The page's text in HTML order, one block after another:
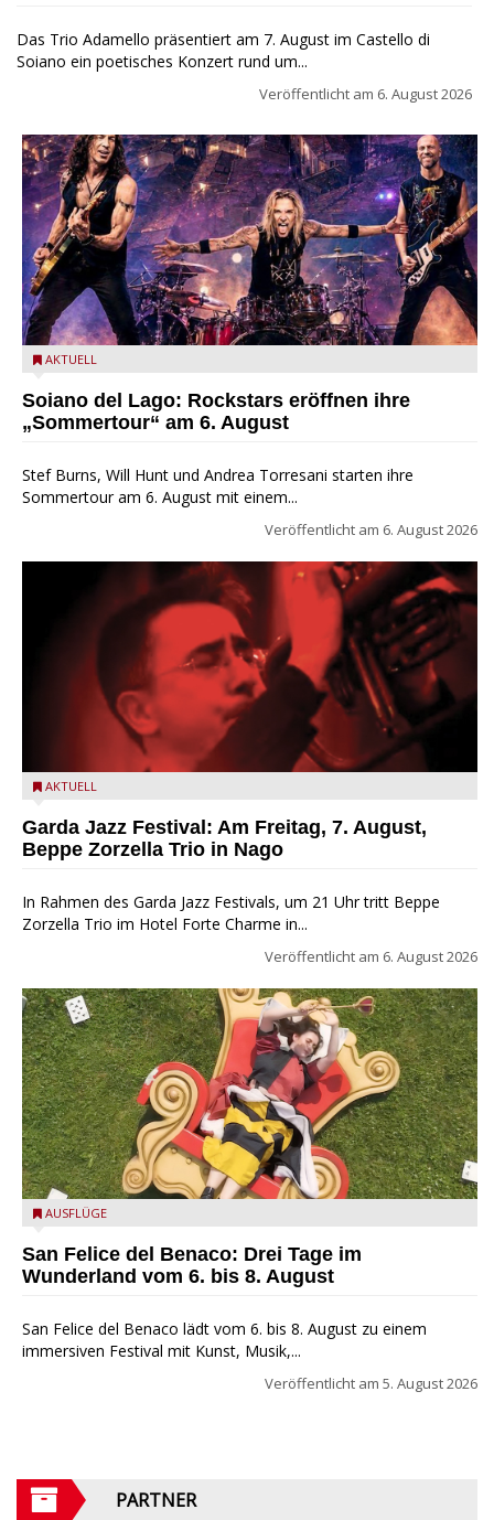
Das Trio Adamello präsentiert am 7. August im Castello di
Soiano ein poetisches Konzert rund um...
Veröffentlicht am 6. August 2026
Stef Burns, Will Hunt und Andrea Torresani im Summer Rock
AKTUELL
Soiano del Lago: Rockstars eröffnen ihre
„Sommertour“ am 6. August
Stef Burns, Will Hunt und Andrea Torresani starten ihre
Sommertour am 6. August mit einem...
Veröffentlicht am 6. August 2026
Beppe Zorzella Trio zu Gast beim Garda Jazz Festival
AKTUELL
Garda Jazz Festival: Am Freitag, 7. August,
Beppe Zorzella Trio in Nago
In Rahmen des Garda Jazz Festivals, um 21 Uhr tritt Beppe
Zorzella Trio im Hotel Forte Charme in...
Veröffentlicht am 6. August 2026
San Felice del Benaco: Drei Tage im Wunderland
AUSFLÜGE
San Felice del Benaco: Drei Tage im
Wunderland vom 6. bis 8. August
San Felice del Benaco lädt vom 6. bis 8. August zu einem
immersiven Festival mit Kunst, Musik,...
Veröffentlicht am 5. August 2026
PARTNER